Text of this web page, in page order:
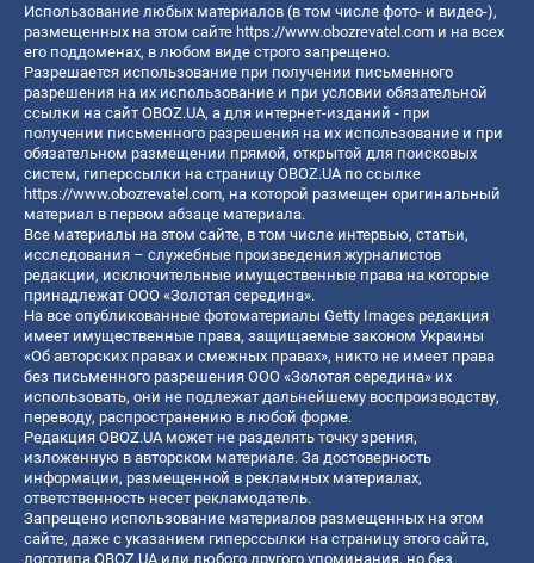
Использование любых материалов (в том числе фото- и видео-),
размещенных на этом сайте https://www.obozrevatel.com и на всех
его поддоменах, в любом виде строго запрещено.
Разрешается использование при получении письменного
разрешения на их использование и при условии обязательной
ссылки на сайт OBOZ.UA, а для интернет-изданий - при
получении письменного разрешения на их использование и при
обязательном размещении прямой, открытой для поисковых
систем, гиперссылки на страницу OBOZ.UA по ссылке
https://www.obozrevatel.com, на которой размещен оригинальный
материал в первом абзаце материала.
Все материалы на этом сайте, в том числе интервью, статьи,
исследования – служебные произведения журналистов
редакции, исключительные имущественные права на которые
принадлежат ООО «Золотая середина».
На все опубликованные фотоматериалы Getty Images редакция
имеет имущественные права, защищаемые законом Украины
«Об авторских правах и смежных правах», никто не имеет права
без письменного разрешения ООО «Золотая середина» их
использовать, они не подлежат дальнейшему воспроизводству,
переводу, распространению в любой форме.
Редакция OBOZ.UA может не разделять точку зрения,
изложенную в авторском материале. За достоверность
информации, размещенной в рекламных материалах,
ответственность несет рекламодатель.
Запрещено использование материалов размещенных на этом
сайте, даже с указанием гиперссылки на страницу этого сайта,
логотипа OBOZ.UA или любого другого упоминания, но без